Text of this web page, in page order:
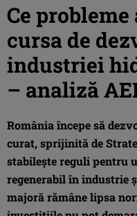
Ce
cursa de
industriei
– analiză
România începe să
curat, sprijinită de
stabileşte reguli pentru
regenerabil în industrie
majoră rămâne lipsa